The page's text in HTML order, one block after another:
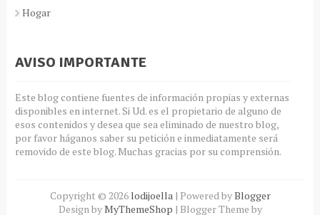
Hogar
AVISO IMPORTANTE
Este blog contiene fuentes de información propias y externas
disponibles en internet. Si Ud. es el propietario de alguno de
esos contenidos y desea que sea eliminado de nuestro blog,
por favor háganos saber su petición e inmediatamente será
removido de este blog. Muchas gracias por su comprensión.
Copyright © 2026 lodijoella| Powered byBlogger
Design byMyThemeShop | Blogger Theme by